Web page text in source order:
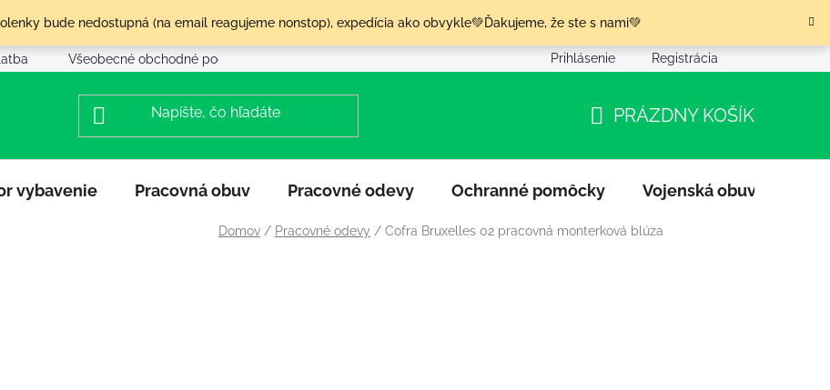
bude nedostupná (na email reagujeme nonstop), expedícia ako obvykle💚Ďakujeme, že ste s nami💚
Všeobecné obchodné podmienky Podmienky ochrany osobných údajov
Prihlásenie Registrácia
KOŠÍK
PRÁZDNY KOŠÍK
vybavenie Pracovná obuv Pracovné odevy Ochranné pomôcky Vojenská obuv
Domov / Pracovné odevy / Cofra Bruxelles 02 pracovná monterková blúza